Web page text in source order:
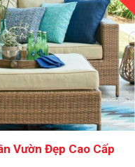
Vườn Đẹp Cao Cấp